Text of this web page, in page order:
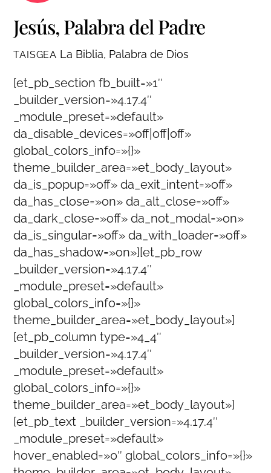
Jesús, Palabra del Padre
TAISGEA La Biblia, Palabra de Dios
[et_pb_section fb_built=»1″
_builder_version=»4.17.4″
_module_preset=»default»
da_disable_devices=»off|off|off»
global_colors_info=»{}»
theme_builder_area=»et_body_layout»
da_is_popup=»off» da_exit_intent=»off»
da_has_close=»on» da_alt_close=»off»
da_dark_close=»off» da_not_modal=»on»
da_is_singular=»off» da_with_loader=»off»
da_has_shadow=»on»][et_pb_row
_builder_version=»4.17.4″
_module_preset=»default»
global_colors_info=»{}»
theme_builder_area=»et_body_layout»]
[et_pb_column type=»4_4″
_builder_version=»4.17.4″
_module_preset=»default»
global_colors_info=»{}»
theme_builder_area=»et_body_layout»]
[et_pb_text _builder_version=»4.17.4″
_module_preset=»default»
hover_enabled=»0″ global_colors_info=»{}»